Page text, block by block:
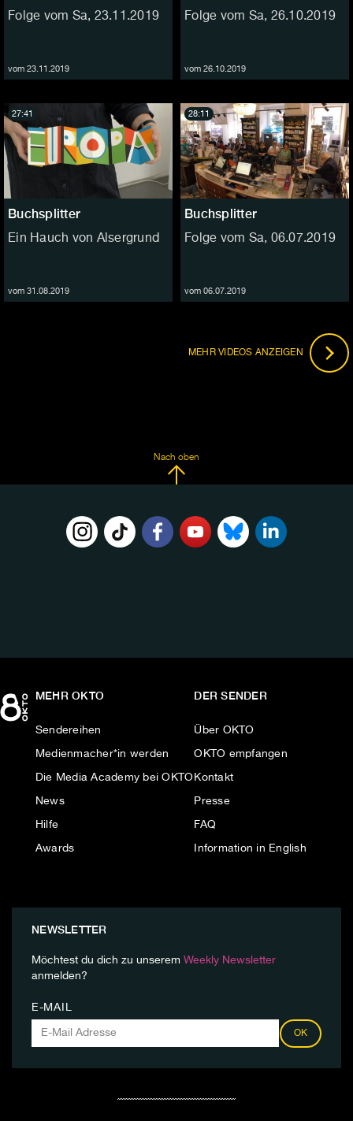
Folge vom Sa, 23.11.2019
vom 23.11.2019
Folge vom Sa, 26.10.2019
vom 26.10.2019
Buchsplitter
Ein Hauch von Alsergrund
vom 31.08.2019
27:41
Buchsplitter
Folge vom Sa, 06.07.2019
vom 06.07.2019
28:11
MEHR VIDEOS ANZEIGEN
Nach oben
MEHR OKTO
Sendereihen
Medienmacher*in werden
Die Media Academy bei OKTO
News
Hilfe
Awards
DER SENDER
Über OKTO
OKTO empfangen
Kontakt
Presse
FAQ
Information in English
NEWSLETTER
Möchtest du dich zu unserem Weekly Newsletter
anmelden?
E-MAIL
OK